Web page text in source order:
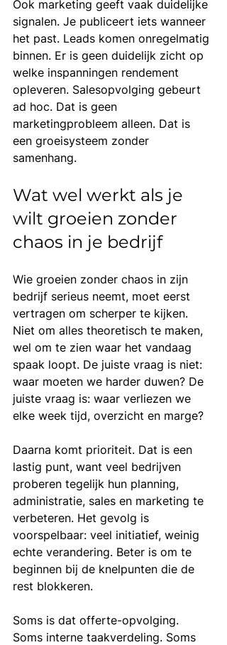
Ook marketing geeft vaak duidelijke
signalen. Je publiceert iets wanneer
het past. Leads komen onregelmatig
binnen. Er is geen duidelijk zicht op
welke inspanningen rendement
opleveren. Salesopvolging gebeurt
ad hoc. Dat is geen
marketingprobleem alleen. Dat is
een groeisysteem zonder
samenhang.
Wat wel werkt als je
wilt groeien zonder
chaos in je bedrijf
Wie groeien zonder chaos in zijn
bedrijf serieus neemt, moet eerst
vertragen om scherper te kijken.
Niet om alles theoretisch te maken,
wel om te zien waar het vandaag
spaak loopt. De juiste vraag is niet:
waar moeten we harder duwen? De
juiste vraag is: waar verliezen we
elke week tijd, overzicht en marge?
Daarna komt prioriteit. Dat is een
lastig punt, want veel bedrijven
proberen tegelijk hun planning,
administratie, sales en marketing te
verbeteren. Het gevolg is
voorspelbaar: veel initiatief, weinig
echte verandering. Beter is om te
beginnen bij de knelpunten die de
rest blokkeren.
Soms is dat offerte-opvolging.
Soms interne taakverdeling. Soms